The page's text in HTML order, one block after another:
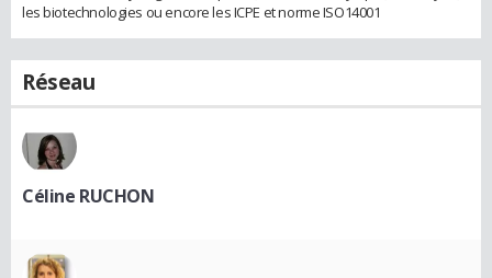
les biotechnologies ou encore les ICPE et norme ISO14001
Réseau
Céline RUCHON